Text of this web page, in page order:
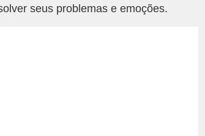
seus problemas e emoções.